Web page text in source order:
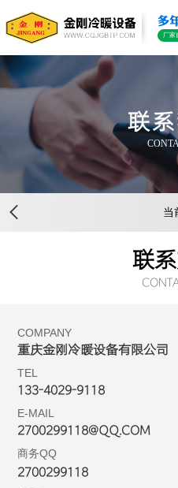
多
厂家
联
当
联
COMPANY
重庆金刚冷暖设备有限公司
TEL
133-4029-9118
E-MAIL
2700299118@QQ.COM
商务QQ
2700299118